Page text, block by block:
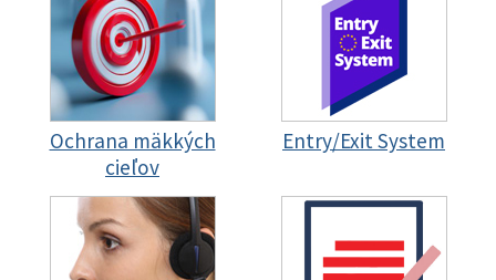
Ochrana mäkkých
cieľov
Entry/Exit System